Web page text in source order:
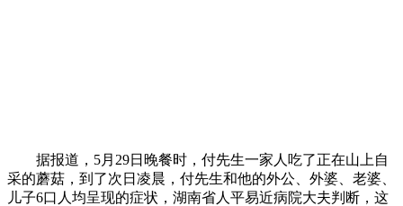
据报道，5月29日晚餐时，付先生一家人吃了正在山上自
采的蘑菇，到了次日凌晨，付先生和他的外公、外婆、老婆、
儿子6口人均呈现的症状，湖南省人平易近病院大夫判断，这